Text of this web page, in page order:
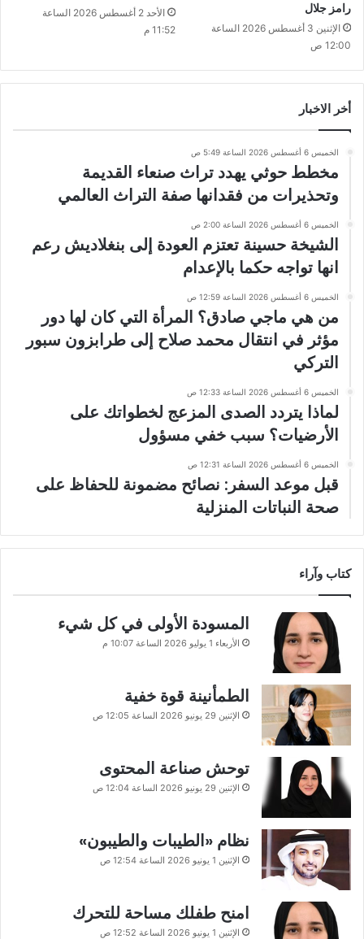
رامز جلال
الإثنين 3 أغسطس 2026 الساعة
12:00 ص
الأحد 2 أغسطس 2026 الساعة
11:52 م
أخر الاخبار
الخميس 6 أغسطس 2026 الساعة 5:49 ص
مخطط حوثي يهدد تراث صنعاء القديمة
وتحذيرات من فقدانها صفة التراث العالمي
الخميس 6 أغسطس 2026 الساعة 2:00 ص
الشيخة حسينة تعتزم العودة إلى بنغلاديش رعم
انها تواجه حكما بالإعدام
الخميس 6 أغسطس 2026 الساعة 12:59 ص
من هي ماجي صادق؟ المرأة التي كان لها دور
مؤثر في انتقال محمد صلاح إلى طرابزون سبور
التركي
الخميس 6 أغسطس 2026 الساعة 12:33 ص
لماذا يتردد الصدى المزعج لخطواتك على
الأرضيات؟ سبب خفي مسؤول
الخميس 6 أغسطس 2026 الساعة 12:31 ص
قبل موعد السفر: نصائح مضمونة للحفاظ على
صحة النباتات المنزلية
كتاب وآراء
المسودة الأولى في كل شيء
الأربعاء 1 يوليو 2026 الساعة 10:07 م
الطمأنينة قوة خفية
الإثنين 29 يونيو 2026 الساعة 12:05 ص
توحش صناعة المحتوى
الإثنين 29 يونيو 2026 الساعة 12:04 ص
نظام «الطيبات والطيبون»
الإثنين 1 يونيو 2026 الساعة 12:54 ص
امنح طفلك مساحة للتحرك
الإثنين 1 يونيو 2026 الساعة 12:52 ص